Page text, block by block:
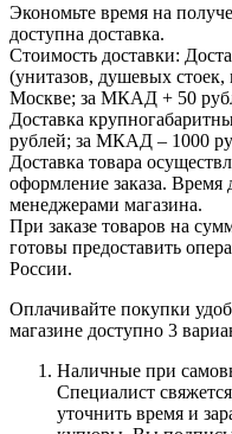
Экономьте время на
доступна доставка.
Стоимость доставки:
(унитазов, душевых
Москве; за МКАД + 50
Доставка
рублей; за МКАД – 1000
Доставка товара
оформление заказа. Время
менеджерами магазина.
При заказе товаров на
готовы предоставить
России.
Оплачивайте покупки
магазине доступно 3
Наличные при
Специалист
уточнить время и